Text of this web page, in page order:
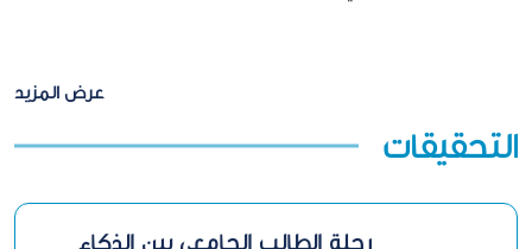
عرض المزيد
التحقيقات
رحلة الطالب الجامعي بين الذكاء